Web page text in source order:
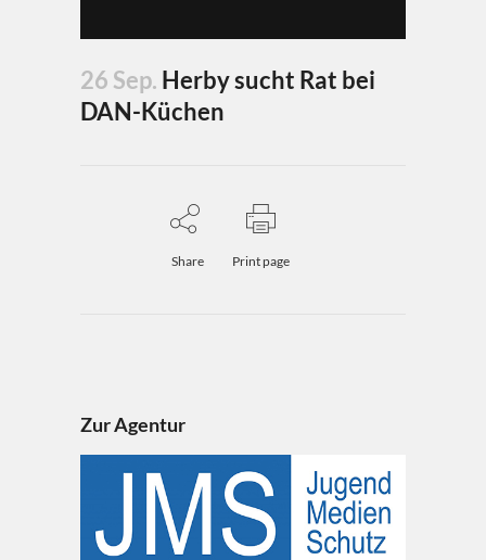
26 Sep. Herby sucht Rat bei
DAN-Küchen
Share Print page
Zur Agentur